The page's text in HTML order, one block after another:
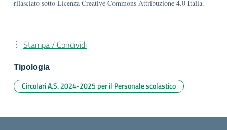
rilasciato sotto Licenza Creative Commons Attribuzione 4.0 Italia.
Stampa / Condividi
Tipologia
Circolari A.S. 2024-2025 per il Personale scolastico